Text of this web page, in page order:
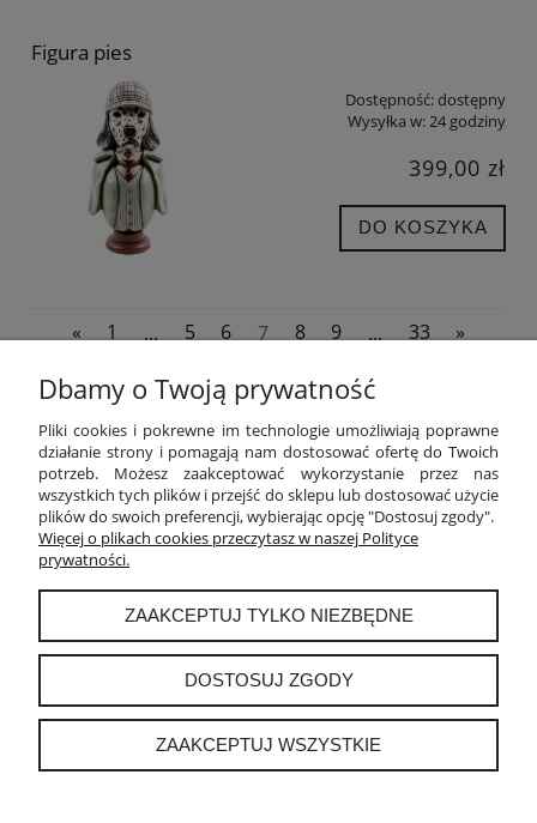
Figura pies
Dostępność:dostępny
Wysyłka w:24 godziny
399,00 zł
DO KOSZYKA
« 1 ... 5 6 7 8 9 ... 33 »
POMOC
MOJE KONTO
PŁATNOŚCI I DOSTAWA
INFORMACJE
O NAS
instagram
Dbamy o Twoją prywatność
Pliki cookies i pokrewne im technologie umożliwiają poprawne
działanie strony i pomagają nam dostosować ofertę do Twoich
potrzeb. Możesz zaakceptować wykorzystanie przez nas
wszystkich tych plików i przejść do sklepu lub dostosować użycie
plików do swoich preferencji, wybierając opcję "Dostosuj zgody".
Więcej o plikach cookies przeczytasz w naszej Polityce
prywatności.
ZAAKCEPTUJ TYLKO NIEZBĘDNE
DOSTOSUJ ZGODY
ZAAKCEPTUJ WSZYSTKIE